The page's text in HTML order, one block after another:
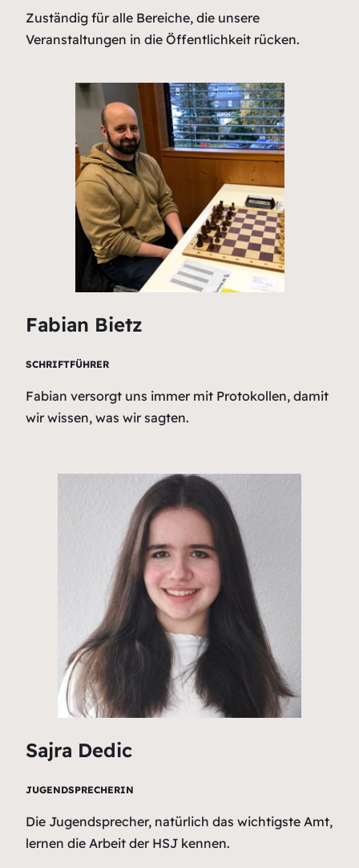
Zuständig für alle Bereiche, die unsere
Veranstaltungen in die Öffentlichkeit rücken.
Fabian Bietz
SCHRIFTFÜHRER
Fabian versorgt uns immer mit Protokollen, damit
wir wissen, was wir sagten.
Sajra Dedic
JUGENDSPRECHERIN
Die Jugendsprecher, natürlich das wichtigste Amt,
lernen die Arbeit der HSJ kennen.